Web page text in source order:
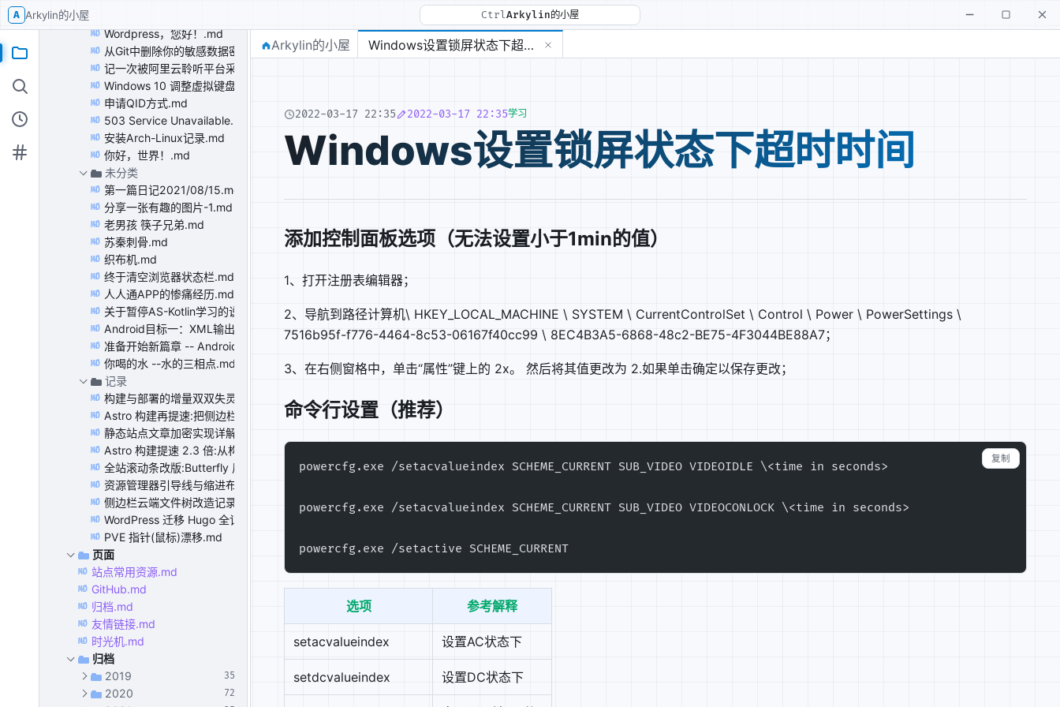
A Arkylin的小屋 CtrlArkylin的小屋
MD Wordpress，您好！.md
MD 从Git中删除你的敏感数据密码.md
MD 记一次被阿里云聆听平台采纳意见的过程.md
MD Windows 10 调整虚拟键盘大小.md
MD 申请QID方式.md
MD 503 Service Unavailable.md
MD 安装Arch-Linux记录.md
MD 你好，世界！.md
未分类
MD 第一篇日记2021/08/15.md
MD 分享一张有趣的图片-1.md
MD 老男孩 筷子兄弟.md
MD 苏秦刺骨.md
MD 织布机.md
MD 终于清空浏览器状态栏.md
MD 人人通APP的惨痛经历.md
MD 关于暂停AS-Kotlin学习的说明.md
MD Android目标一：XML输出 （正在进行中）.md
MD 准备开始新篇章 -- Android Studio.md
MD 你喝的水 --水的三相点.md
记录
MD 构建与部署的增量双双失灵:9 张图片和 1915 个文件背后的三个坑.md
MD Astro 构建再提速:把侧边栏从组件改成字符串生成器,13.4s → 6.9s.md
MD 静态站点文章加密实现详解:PBKDF2 + AES-256-GCM 全流程.md
MD Astro 构建提速 2.3 倍:从构建日志里揪出 Intl.DateTimeFormat 的隐形开销.md
MD 全站滚动条改版:Butterfly 风格 5px 主题色细条.md
MD 资源管理器引导线与缩进布局:对齐、等比网格与紧凑/宽松开关.md
MD 侧边栏云端文件树改造记录:中文目录、分类树与 SPA 导航.md
MD WordPress 迁移 Hugo 全记录:Plan、工具、代码与流程.md
MD PVE 指针(鼠标)漂移.md
页面
MD 站点常用资源.md
MD GitHub.md
MD 归档.md
MD 友情链接.md
MD 时光机.md
归档
2019
35
2020 72
Arkylin的小屋 Windows设置锁屏状态下超时时间
2022-03-17 22:35 2022-03-17 22:35学习
Windows设置锁屏状态下超时时间
添加控制面板选项（无法设置小于1min的值）
1、打开注册表编辑器；
2、导航到路径计算机\ HKEY_LOCAL_MACHINE \ SYSTEM \ CurrentControlSet \ Control \ Power \ PowerSettings \
7516b95f-f776-4464-8c53-06167f40cc99 \ 8EC4B3A5-6868-48c2-BE75-4F3044BE88A7；
3、在右侧窗格中，单击“属性”键上的 2x。 然后将其值更改为 2.如果单击确定以保存更改；
命令行设置（推荐）
powercfg.exe /setacvalueindex SCHEME_CURRENT SUB_VIDEO VIDEOIDLE \<time in seconds>
powercfg.exe /setacvalueindex SCHEME_CURRENT SUB_VIDEO VIDEOCONLOCK \<time in seconds>
powercfg.exe /setactive SCHEME_CURRENT
复制
选项 参考解释
setacvalueindex 设置AC状态下
setdcvalueindex 设置DC状态下